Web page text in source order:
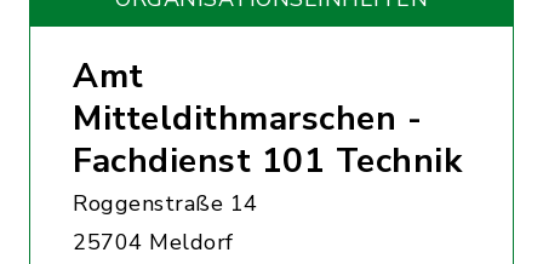
Amt
Mitteldithmarschen -
Fachdienst 101 Technik
Roggenstraße 14
25704 Meldorf